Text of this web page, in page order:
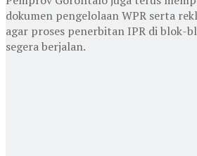
dokumen pengelolaan WPR serta
agar proses penerbitan IPR di blok-
segera berjalan.